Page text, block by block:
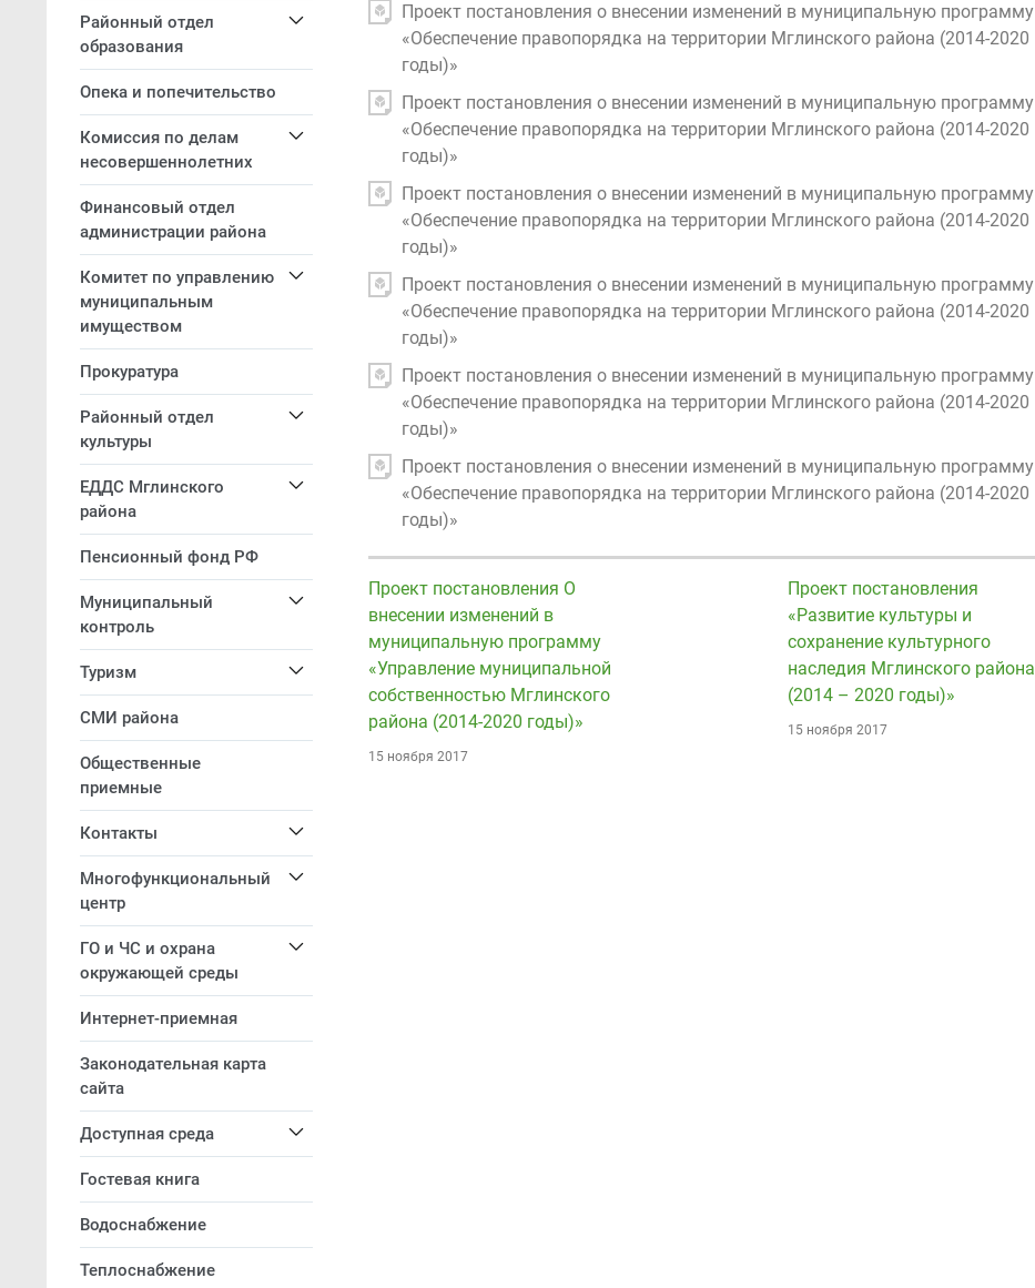
Районный отдел
образования
Опека и попечительство
Комиссия по делам
несовершеннолетних
Финансовый отдел
администрации района
Комитет по управлению
муниципальным
имуществом
Прокуратура
Районный отдел
культуры
ЕДДС Мглинского
района
Пенсионный фонд РФ
Муниципальный
контроль
Туризм
СМИ района
Общественные
приемные
Контакты
Многофункциональный
центр
ГО и ЧС и охрана
окружающей среды
Интернет-приемная
Законодательная карта
сайта
Доступная среда
Гостевая книга
Водоснабжение
Теплоснабжение
Проект постановления о внесении изменений в муниципальную программу
«Обеспечение правопорядка на территории Мглинского района (2014-2020
годы)»
Проект постановления о внесении изменений в муниципальную программу
«Обеспечение правопорядка на территории Мглинского района (2014-2020
годы)»
Проект постановления о внесении изменений в муниципальную программу
«Обеспечение правопорядка на территории Мглинского района (2014-2020
годы)»
Проект постановления о внесении изменений в муниципальную программу
«Обеспечение правопорядка на территории Мглинского района (2014-2020
годы)»
Проект постановления о внесении изменений в муниципальную программу
«Обеспечение правопорядка на территории Мглинского района (2014-2020
годы)»
Проект постановления о внесении изменений в муниципальную программу
«Обеспечение правопорядка на территории Мглинского района (2014-2020
годы)»
Проект постановления О
внесении изменений в
муниципальную программу
«Управление муниципальной
собственностью Мглинского
района (2014-2020 годы)»
15 ноября 2017
Проект постановления
«Развитие культуры и
сохранение культурного
наследия Мглинского района
(2014 – 2020 годы)»
15 ноября 2017